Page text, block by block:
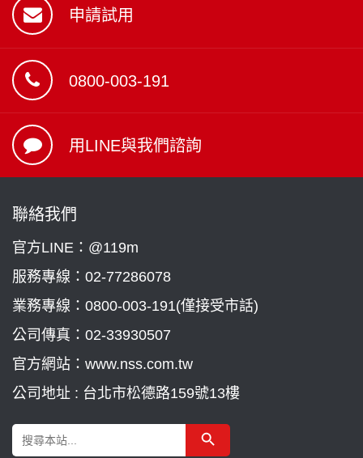
申請試用
0800-003-191
用LINE與我們諮詢
聯絡我們
官方LINE：@119m
服務專線： 02-77286078
業務專線： 0800-003-191(僅接受市話)
公司傳真：02-33930507
官方網站：www.nss.com.tw
公司地址 : 台北市松德路159號13樓
Search
for:
Search Button